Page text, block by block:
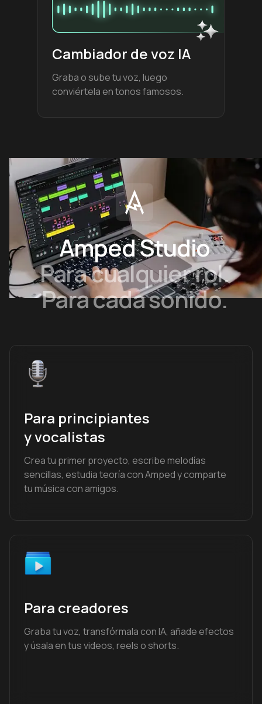
Cambiador de voz IA
Graba o sube tu voz, luego
conviértela en tonos famosos.
Amped Studio
Para cualquier rol.
Para cada sonido.
Para principiantes
y vocalistas
Crea tu primer proyecto, escribe melodías
sencillas, estudia teoría con Amped y comparte
tu música con amigos.
Para creadores
Graba tu voz, transfórmala con IA, añade efectos
y úsala en tus videos, reels o shorts.